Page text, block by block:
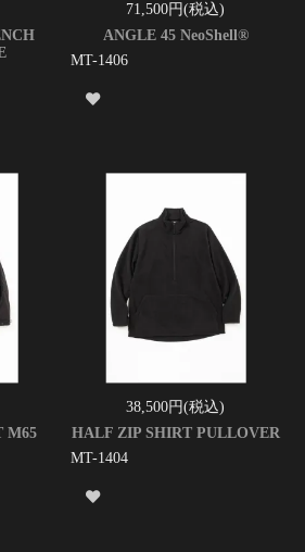
71,500円(税込)
ANGLE 45 NeoShell®
MT-1406
M65
38,500円(税込)
HALF ZIP SHIRT PULLOVER
MT-1404